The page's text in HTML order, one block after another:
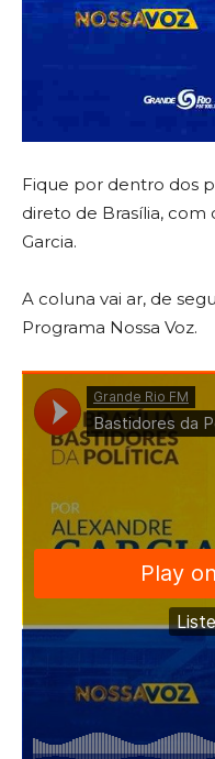
Fique por dentro dos
direto de Brasília,
Garcia.
A coluna vai ar, de
Programa Nossa Voz.